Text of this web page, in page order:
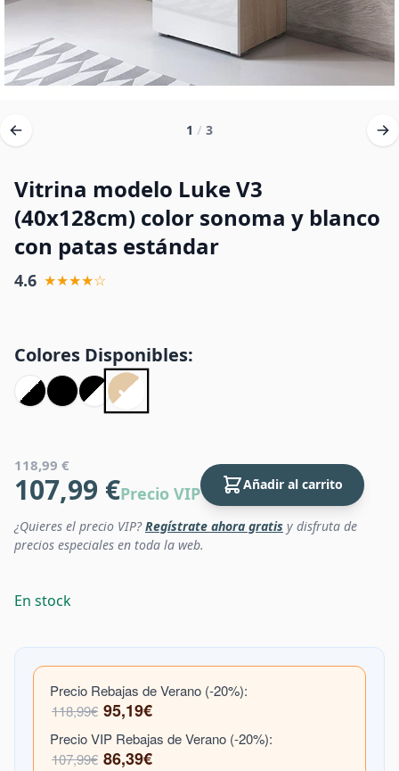
1 / 3
Vitrina modelo Luke V3
(40x128cm) color sonoma y blanco
con patas estándar
4.6 ★★★★☆
Colores Disponibles:
118,99 €
107,99 €Precio VIP Añadir al carrito
¿Quieres el precio VIP?Regístrate ahora gratis y disfruta de
precios especiales en toda la web.
En stock
Precio Rebajas de Verano (-20%):
118,99€ 95,19€
Precio VIP Rebajas de Verano (-20%):
107,99€ 86,39€